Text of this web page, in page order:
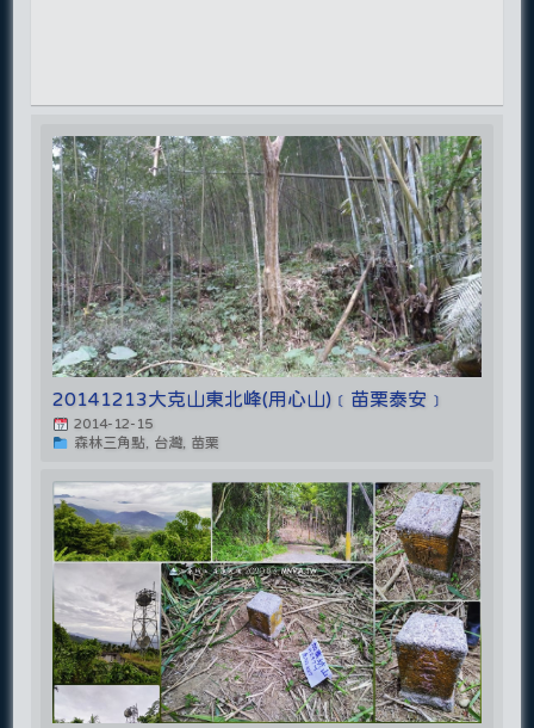
20141213大克山東北峰(用心山)﹝苗栗泰安﹞
2014-12-15
森林三角點, 台灣, 苗栗